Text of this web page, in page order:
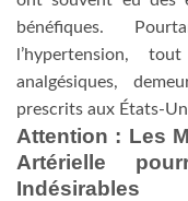
bénéfiques.
l’hypertension,
analgésiques,
prescrits aux États-
Attention : Les
Artérielle
Indésirables